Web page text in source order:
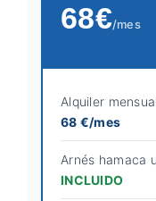
68€/mes
Alquiler
68 €/mes
Arnés hamaca
INCLUIDO